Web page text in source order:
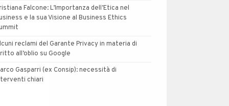
Falcone: L’Importanza dell’Etica nel
e la sua Visione al Business Ethics
reclami del Garante Privacy in materia di
all’oblio su Google
Gasparri (ex Consip): necessità di
chiari